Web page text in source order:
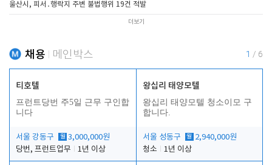
울산시, 피서․행락지 주변 불법행위 19건 적발
더보기
채용 메인박스 1 / 6
티호텔
프런트당번 주5일 근무 구인합
니다
서울 강동구 월 3,000,000원
당번, 프런트업무
1년 이상
왕십리 태양모텔
왕십리 태양모텔 청소이모 구
합니다.
서울 성동구 월 2,940,000원
청소
1년 이상